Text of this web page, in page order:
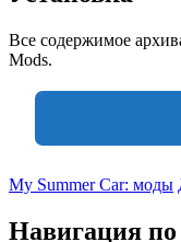
Все содержимое
Mods.
My Summer Car: моды
Навигация по